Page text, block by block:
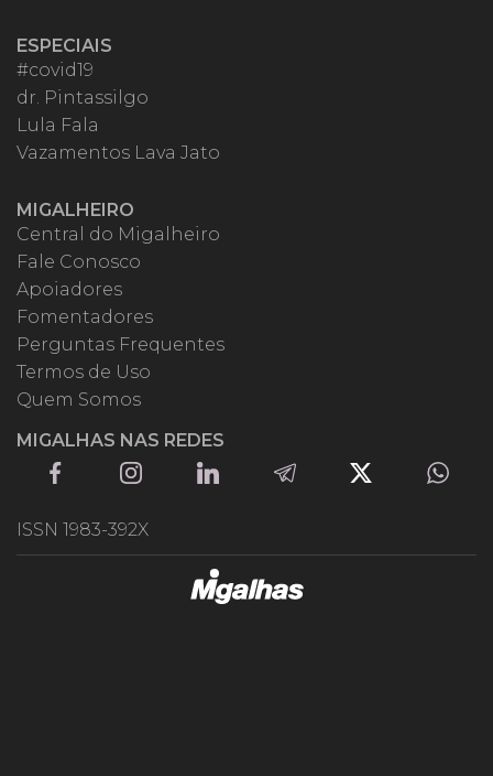
ESPECIAIS
#covid19
dr. Pintassilgo
Lula Fala
Vazamentos Lava Jato
MIGALHEIRO
Central do Migalheiro
Fale Conosco
Apoiadores
Fomentadores
Perguntas Frequentes
Termos de Uso
Quem Somos
MIGALHAS NAS REDES
ISSN 1983-392X